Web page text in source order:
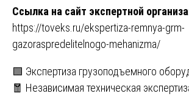
Ссылка на сайт экспертной
https://toveks.ru/ekspertiza-remnya-grm-
gazoraspredelitelnogo-mehanizma/
Навигация
🟩 Экспертиза грузоподъемного
🧧 Независимая техническая